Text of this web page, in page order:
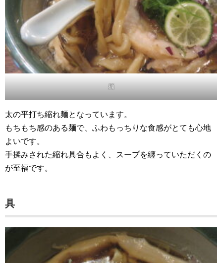
麺
太の平打ち縮れ麺となっています。
もちもち感のある麺で、ふわもっちりな食感がとても心地
よいです。
手揉みされた縮れ具合もよく、スープを纏っていただくの
が至福です。
具